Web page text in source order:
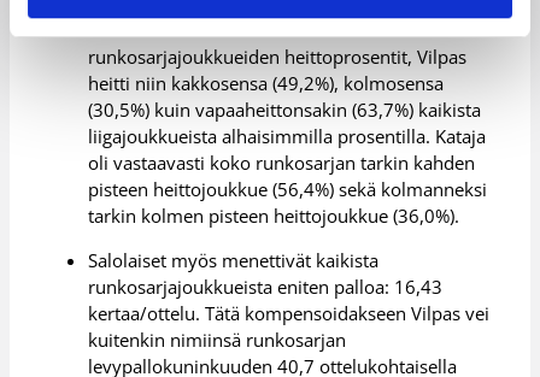
Kun tarkasteluun otetaan kaikkien
runkosarjajoukkueiden heittoprosentit, Vilpas
heitti niin kakkosensa (49,2%), kolmosensa
(30,5%) kuin vapaaheittonsakin (63,7%) kaikista
liigajoukkueista alhaisimmilla prosentilla. Kataja
oli vastaavasti koko runkosarjan tarkin kahden
pisteen heittojoukkue (56,4%) sekä kolmanneksi
tarkin kolmen pisteen heittojoukkue (36,0%).
Salolaiset myös menettivät kaikista
runkosarjajoukkueista eniten palloa: 16,43
kertaa/ottelu. Tätä kompensoidakseen Vilpas vei
kuitenkin nimiinsä runkosarjan
levypallokuninkuuden 40,7 ottelukohtaisella